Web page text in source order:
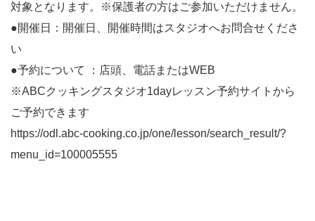
対象となります。※保護者の方はご参加いただけません。
●開催日：開催日、開催時間はスタジオへお問合せくださ
い
●予約について ：店頭、電話またはWEB
※ABCクッキングスタジオ1dayレッスン予約サイトから
ご予約できます
https://odl.abc-cooking.co.jp/one/lesson/search_result/?
menu_id=100005555